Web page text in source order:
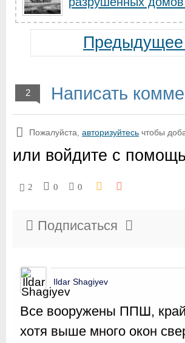
2 Написать
Пожалуйста, авторизуйтесь чтобы
или войдите с
2 0 0
Подписаться
Ildar Shagiyev
Все вооружены ППШ,
хотя выше много окон